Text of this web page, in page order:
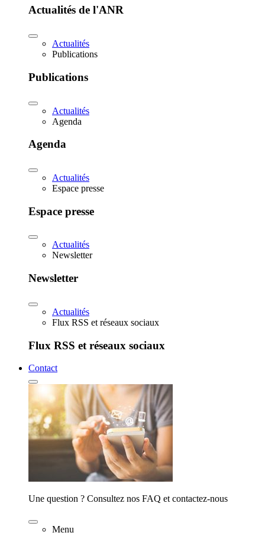
Actualités de l'ANR
Actualités
Publications
Publications
Actualités
Agenda
Agenda
Actualités
Espace presse
Espace presse
Actualités
Newsletter
Newsletter
Actualités
Flux RSS et réseaux sociaux
Flux RSS et réseaux sociaux
Contact
Une question ? Consultez nos FAQ et contactez-nous
Menu